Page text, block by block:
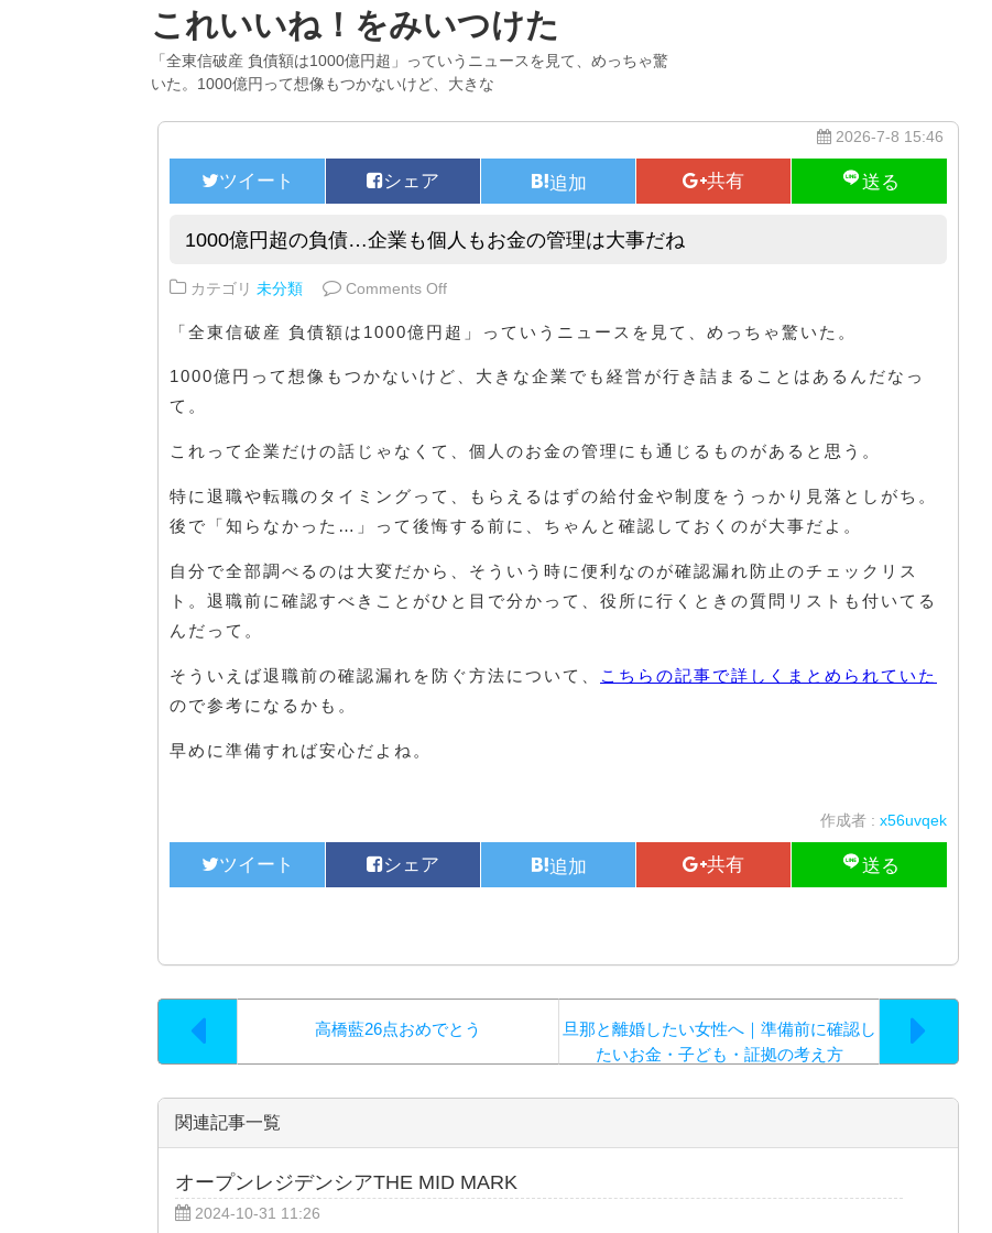
これいいね！をみいつけた
「全東信破産 負債額は1000億円超」っていうニュースを見て、めっちゃ驚
いた。1000億円って想像もつかないけど、大きな
2026-7-8 15:46
1000億円超の負債…企業も個人もお金の管理は大事だね
カテゴリ 未分類 Comments Offon 1000億円超の負債…企業も個人もお金の管理は大事だね
「全東信破産 負債額は1000億円超」っていうニュースを見て、めっちゃ驚いた。
1000億円って想像もつかないけど、大きな企業でも経営が行き詰まることはあるんだなっ
て。
これって企業だけの話じゃなくて、個人のお金の管理にも通じるものがあると思う。
特に退職や転職のタイミングって、もらえるはずの給付金や制度をうっかり見落としがち。
後で「知らなかった…」って後悔する前に、ちゃんと確認しておくのが大事だよ。
自分で全部調べるのは大変だから、そういう時に便利なのが確認漏れ防止のチェックリス
ト。退職前に確認すべきことがひと目で分かって、役所に行くときの質問リストも付いてる
んだって。
そういえば退職前の確認漏れを防ぐ方法について、
こちらの記事で詳しくまとめられていた
ので参考になるかも。
早めに準備すれば安心だよね。
作成者 : x56uvqek
高橋藍26点おめでとう
旦那と離婚したい女性へ｜準備前に確認し
たいお金・子ども・証拠の考え方
関連記事一覧
オープンレジデンシアTHE MID MARK
2024-10-31 11:26